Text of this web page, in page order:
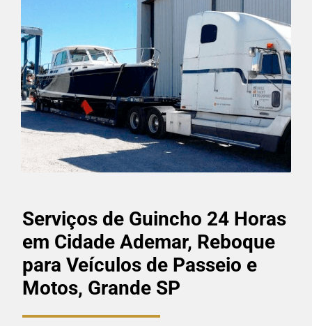
Serviços de Guincho 24 Horas
em Cidade Ademar, Reboque
para Veículos de Passeio e
Motos, Grande SP